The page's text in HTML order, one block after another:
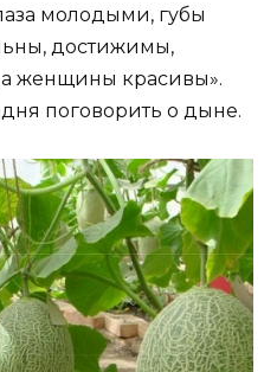
молодыми, губы
достижимы,
женщины красивы».
поговорить о дыне.